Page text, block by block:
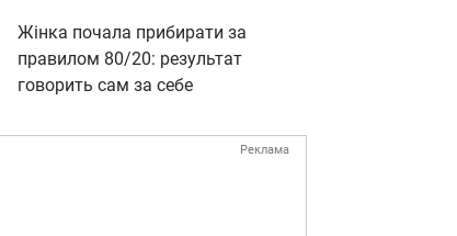
Жінка почала прибирати за
правилом 80/20: результат
говорить сам за себе
Реклама